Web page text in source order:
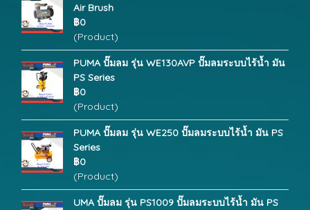
Air Brush
฿0
(Product)
PUMA ปั๊มลม รุ่น WE130AVP ปั๊มลมระบบไร้น้ำ มัน
PS Series
฿0
(Product)
PUMA ปั๊มลม รุ่น WE250 ปั๊มลมระบบไร้น้ำ มัน PS
Series
฿0
(Product)
UMA ปั๊มลม รุ่น PS1009 ปั๊มลมระบบไร้น้ำ มัน PS